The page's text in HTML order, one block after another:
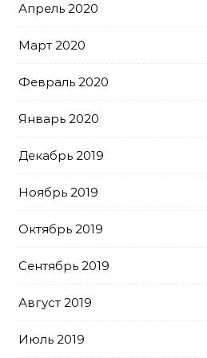
Апрель 2020
Март 2020
Февраль 2020
Январь 2020
Декабрь 2019
Ноябрь 2019
Октябрь 2019
Сентябрь 2019
Август 2019
Июль 2019